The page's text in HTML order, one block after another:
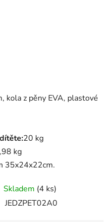
kola z pěny EVA, plastové
20 kg
kg
35x24x22cm.
Skladem (4 ks)
JEDZPET02A0